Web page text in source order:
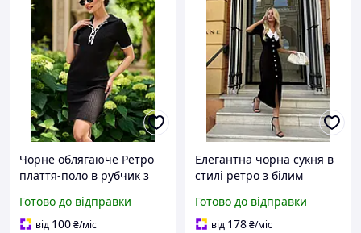
Чорне облягаюче Ретро
плаття-поло в рубчик з
білим коміром на
гудзиках
Готово до відправки
від 100₴/міс
Елегантна чорна сукня в
стилі ретро з білим
Арт. 297
Готово до відправки
від 178₴/міс